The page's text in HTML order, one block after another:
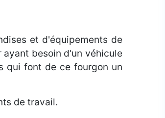
et d'équipements de
besoin d'un véhicule
qui font de ce fourgon un
de travail.